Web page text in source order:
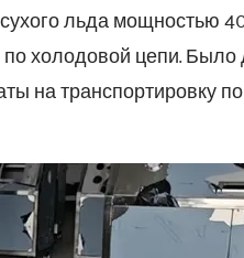
льда мощностью
холодовой цепи.
на транспортировку